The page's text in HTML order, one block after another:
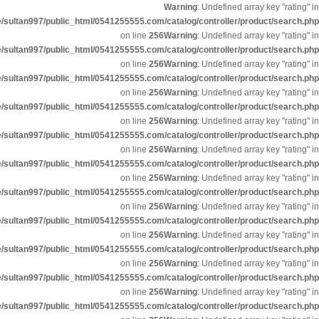
Warning: Undefined array key
/home/sultan997/public_html/0541255555.com/catalog/controller/product/
on line256Warning: Undefined array key
/home/sultan997/public_html/0541255555.com/catalog/controller/product/
on line256Warning: Undefined array key
/home/sultan997/public_html/0541255555.com/catalog/controller/product/
on line256Warning: Undefined array key
/home/sultan997/public_html/0541255555.com/catalog/controller/product/
on line256Warning: Undefined array key
/home/sultan997/public_html/0541255555.com/catalog/controller/product/
on line256Warning: Undefined array key
/home/sultan997/public_html/0541255555.com/catalog/controller/product/
on line256Warning: Undefined array key
/home/sultan997/public_html/0541255555.com/catalog/controller/product/
on line256Warning: Undefined array key
/home/sultan997/public_html/0541255555.com/catalog/controller/product/
on line256Warning: Undefined array key
/home/sultan997/public_html/0541255555.com/catalog/controller/product/
on line256Warning: Undefined array key
/home/sultan997/public_html/0541255555.com/catalog/controller/product/
on line256Warning: Undefined array key
/home/sultan997/public_html/0541255555.com/catalog/controller/product/